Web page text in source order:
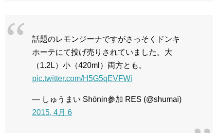
話題のレモンジーナですがさっそくドンキ
ホーテにて投げ売りされていました。大
（1.2L）小（420ml）両方とも。
pic.twitter.com/H5G5qEVFWi
— しゅうまい Shōnin参加 RES (@shumai)
2015, 4月 6